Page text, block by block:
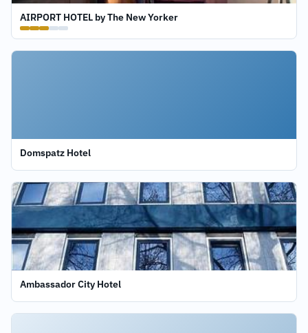
AIRPORT HOTEL by The New Yorker
Domspatz Hotel
Ambassador City Hotel